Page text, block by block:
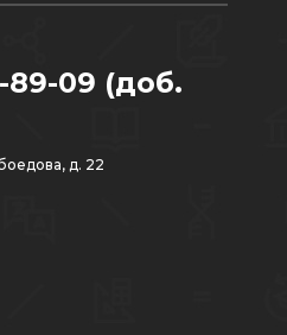
89-09 (доб.
д. 22